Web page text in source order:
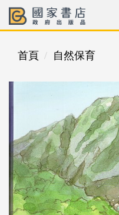
首頁 自然保育